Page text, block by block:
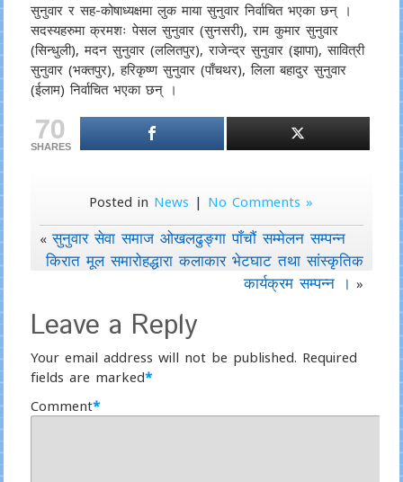
सुनुवार र सह-कोषाध्यक्षमा लुक माया सुनुवार निर्वाचित भएका छन् ।
सदस्यहरुमा क्रमशः पेसल सुनुवार (सुनसरी), राम कुमार सुनुवार
(सिन्धुली), मदन सुनुवार (ललितपुर), राजेन्द्र सुनुवार (झापा), सावित्री
सुनुवार (भक्तपुर), हरिकृष्ण सुनुवार (पाँचथर), लिला बहादुर सुनुवार
(ईलाम) निर्वाचित भएका छन् ।
70
SHARES
Posted in News | No Comments »
«सुनुवार सेवा समाज ओखलढुङ्गा पाँचौं सम्मेलन सम्पन्न
किरात मूल समारोहद्धारा कलाकार भेटघाट तथा सांस्कृतिक
कार्यक्रम सम्पन्न । »
Leave a Reply
Your email address will not be published. Required
fields are marked*
Comment*